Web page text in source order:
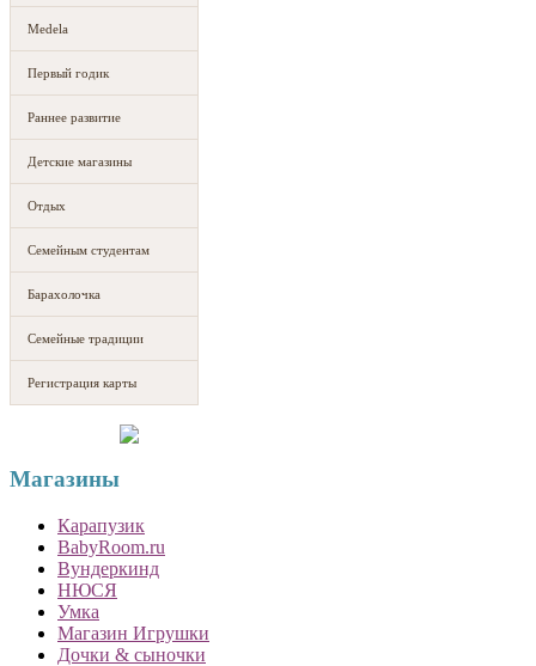
Medela
Первый годик
Раннее развитие
Детские магазины
Отдых
Семейным студентам
Барахолочка
Семейные традиции
Регистрация карты
Магазины
Карапузик
BabyRoom.ru
Вундеркинд
НЮСЯ
Умка
Магазин Игрушки
Дочки & сыночки